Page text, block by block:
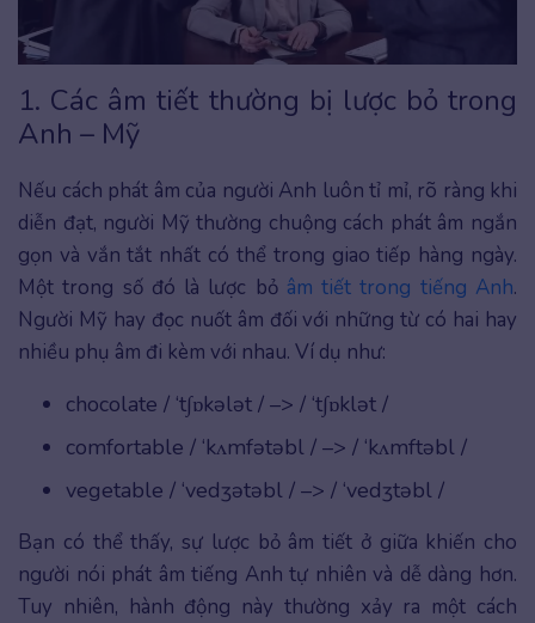
1. Các âm tiết thường bị lược bỏ trong
Anh – Mỹ
Nếu cách phát âm của người Anh luôn tỉ mỉ, rõ ràng khi
diễn đạt, người Mỹ thường chuộng cách phát âm ngắn
gọn và vắn tắt nhất có thể trong giao tiếp hàng ngày.
Một trong số đó là lược bỏ âm tiết trong tiếng Anh.
Người Mỹ hay đọc nuốt âm đối với những từ có hai hay
nhiều phụ âm đi kèm với nhau. Ví dụ như:
chocolate / ‘t∫ɒkələt / –> / ‘t∫ɒklət /
comfortable / ‘kʌmfətəbl / –> / ‘kʌmftəbl /
vegetable / ‘vedʒətəbl / –> / ‘vedʒtəbl /
Bạn có thể thấy, sự lược bỏ âm tiết ở giữa khiến cho
người nói phát âm tiếng Anh tự nhiên và dễ dàng hơn.
Tuy nhiên, hành động này thường xảy ra một cách